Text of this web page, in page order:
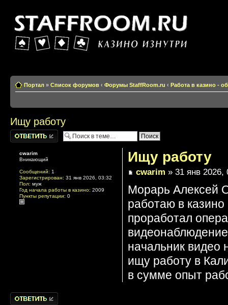
Портал » Список форумов ‹ Форумы StaffRoom.ru ‹ Работа в казино -
Ищу работу
Написать
комментарии
Ищу работу
cwarim » 31 янв 2026,
Морарь Алексей
работаю в казино
проработал
начальник видео
ищу работу в
в сумме опыт
cwarim
Вникающий
Сообщений: 1
Зарегистрирован: 31 янв 2026, 03:32
Пол: муж
Год начала работы в казино: 2009
Пункты репутации: 0
Написать
комментарии